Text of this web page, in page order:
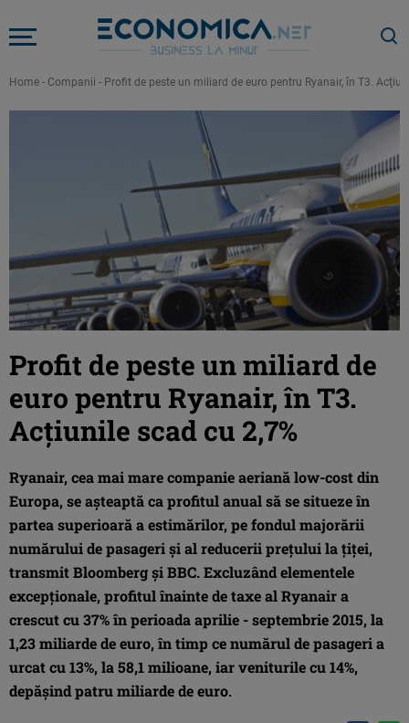
Home - Companii - Profit de peste un miliard de euro pentru Ryanair, în T3.
Profit de peste un miliard de
euro pentru Ryanair, în T3.
Acţiunile scad cu 2,7%
Ryanair, cea mai mare companie aeriană low-cost din
Europa, se aşteaptă ca profitul anual să se situeze în
partea superioară a estimărilor, pe fondul majorării
numărului de pasageri şi al reducerii preţului la ţiţei,
transmit Bloomberg şi BBC. Excluzând elementele
excepţionale, profitul înainte de taxe al Ryanair a
crescut cu 37% în perioada aprilie - septembrie 2015, la
1,23 miliarde de euro, în timp ce numărul de pasageri a
urcat cu 13%, la 58,1 milioane, iar veniturile cu 14%,
depăşind patru miliarde de euro.